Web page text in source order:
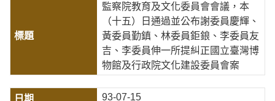
監察院教育及文化委員會會議，本
（十五）日通過並公布謝委員慶輝、
黃委員勤鎮、林委員鉅鋃、李委員友
吉、李委員伸一所提糾正國立臺灣博
物館及行政院文化建設委員會案
93-07-15